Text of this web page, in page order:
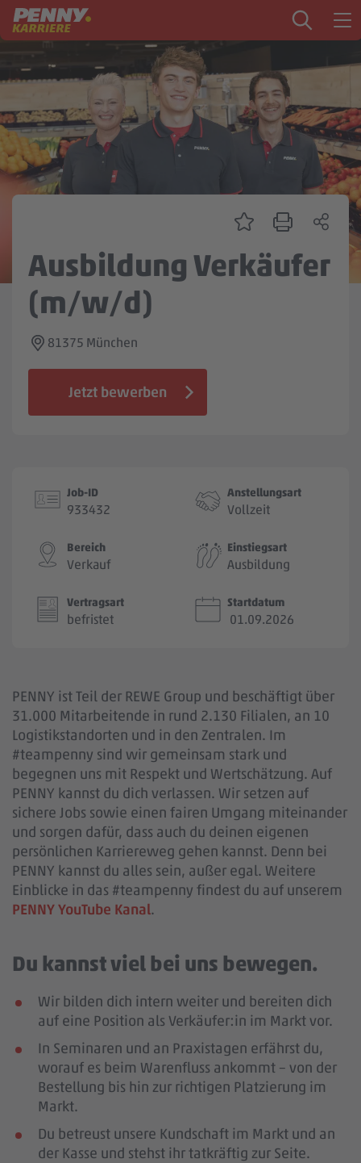
Zum Inhalt springen
Startseite
PENNY als Arbeitgeber
Ausbildung
Zentrale & Vertrieb
Mein Kandidat:innenprofil
Jobbörse
Ausbildung Verkäufer
(m/w/d)
81375 München
Jetzt bewerben
Job-ID
933432
Anstellungsart
Vollzeit
Bereich
Verkauf
Einstiegsart
Ausbildung
Vertragsart
befristet
Startdatum
01.09.2026
PENNY ist Teil der REWE Group und beschäftigt über
31.000 Mitarbeitende in rund 2.130 Filialen, an 10
Logistikstandorten und in den Zentralen. Im
#teampenny sind wir gemeinsam stark und
begegnen uns mit Respekt und Wertschätzung. Auf
PENNY kannst du dich verlassen. Wir setzen auf
sichere Jobs sowie einen fairen Umgang miteinander
und sorgen dafür, dass auch du deinen eigenen
persönlichen Karriereweg gehen kannst. Denn bei
PENNY kannst du alles sein, außer egal. Weitere
Einblicke in das #teampenny findest du auf unserem
PENNY YouTube Kanal.
Du kannst viel bei uns bewegen.
Wir bilden dich intern weiter und bereiten dich
auf eine Position als Verkäufer:in im Markt vor.
In Seminaren und an Praxistagen erfährst du,
worauf es beim Warenfluss ankommt – von der
Bestellung bis hin zur richtigen Platzierung im
Markt.
Du betreust unsere Kundschaft im Markt und an
der Kasse und stehst ihr tatkräftig zur Seite.